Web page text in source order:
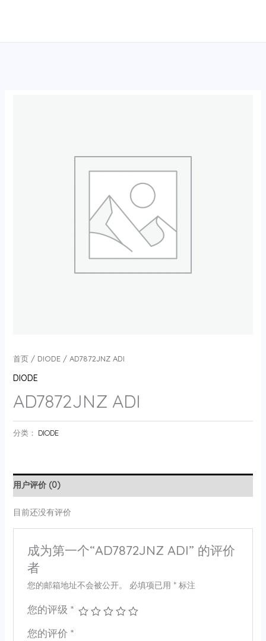
首页/ DIODE/ AD7872JNZ ADI
DIODE
AD7872JNZ ADI
分类： DIODE
用户评价 (0)
目前还没有评价
成为第一个“AD7872JNZ ADI” 的评价
者
您的邮箱地址不会被公开。 必填项已用 *标注
您的评级 *
您的评价 *